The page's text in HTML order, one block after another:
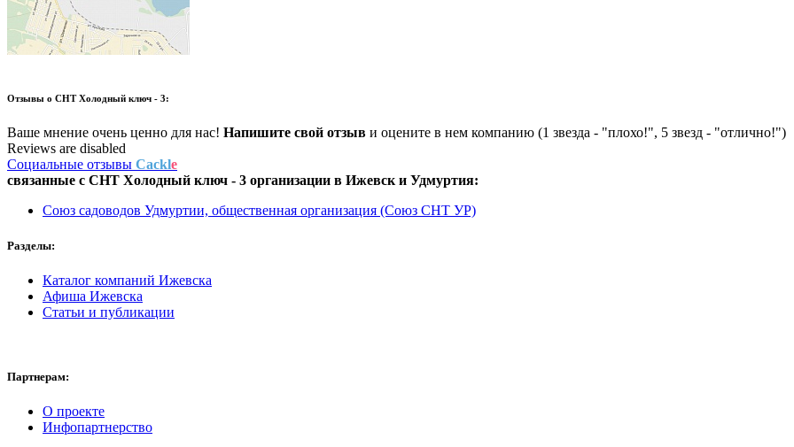
Отзывы о СНТ Холодный ключ - 3:
Ваше мнение очень ценно для нас! Напишите свой отзыв и оцените в нем компанию (1 звезда - "плохо!", 5 звезд - "отлично!")
Reviews are disabled
Социальные отзывы Cackle
связанные с СНТ Холодный ключ - 3 организации в Ижевск и Удмуртия:
Союз садоводов Удмуртии, общественная организация (Союз СНТ УР)
Разделы:
Каталог компаний Ижевска
Афиша Ижевска
Статьи и публикации
Партнерам:
О проекте
Инфопартнерство